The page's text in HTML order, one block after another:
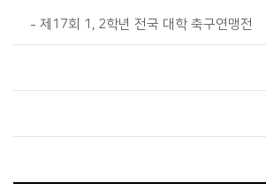
제17회 1, 2학년 전국 대학 축구연맹전